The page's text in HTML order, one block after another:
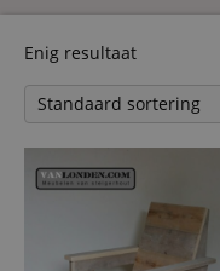
Enig resultaat